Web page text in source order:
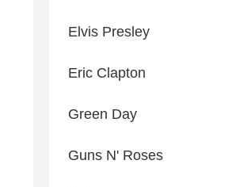
Elvis Presley
Eric Clapton
Green Day
Guns N' Roses